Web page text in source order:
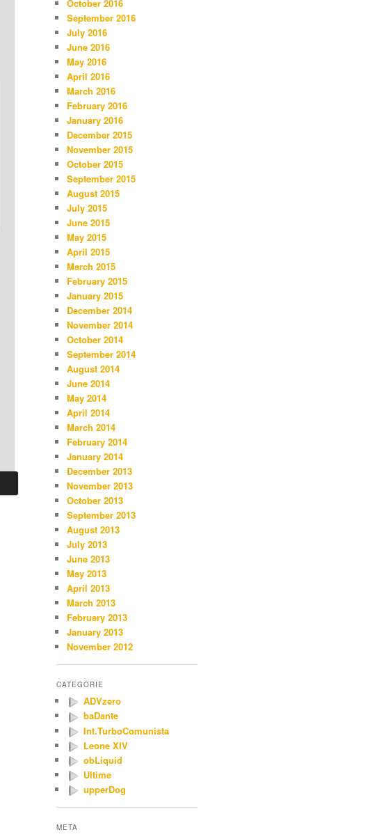
October 2016
September 2016
July 2016
June 2016
May 2016
April 2016
March 2016
February 2016
January 2016
December 2015
November 2015
October 2015
September 2015
August 2015
July 2015
June 2015
May 2015
April 2015
March 2015
February 2015
January 2015
December 2014
November 2014
October 2014
September 2014
August 2014
June 2014
May 2014
April 2014
March 2014
February 2014
January 2014
December 2013
November 2013
October 2013
September 2013
August 2013
July 2013
June 2013
May 2013
April 2013
March 2013
February 2013
January 2013
November 2012
CATEGORIE
ADVzero
baDante
Int.TurboComunista
Leone XIV
obLiquid
Ultime
upperDog
META